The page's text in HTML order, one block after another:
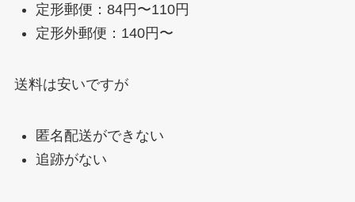
定形郵便：84円〜110円
定形外郵便：140円〜
送料は安いですが
匿名配送ができない
追跡がない